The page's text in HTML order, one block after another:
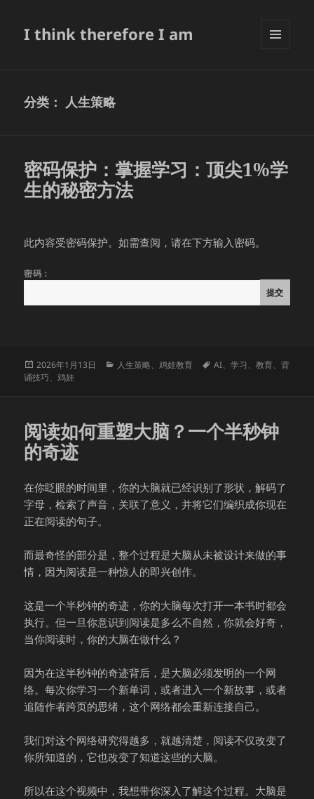
I think therefore I am
分类： 人生策略
密码保护：掌握学习：顶尖1%学
生的秘密方法
此内容受密码保护。如需查阅，请在下方输入密码。
密码：
发
布
2026年1月13日
分
人生策略、鸡娃教育
标
AI、学习、教育、背
诵技巧、鸡娃
阅读如何重塑大脑？一个半秒钟
的奇迹
在你眨眼的时间里，你的大脑就已经识别了形状，解码了
字母，检索了声音，关联了意义，并将它们编织成你现在
正在阅读的句子。
而最奇怪的部分是，整个过程是大脑从未被设计来做的事
情，因为阅读是一种惊人的即兴创作。
这是一个半秒钟的奇迹，你的大脑每次打开一本书时都会
执行。但一旦你意识到阅读是多么不自然，你就会好奇，
当你阅读时，你的大脑在做什么？
因为在这半秒钟的奇迹背后，是大脑必须发明的一个网
络。每次你学习一个新单词，或者进入一个新故事，或者
追随作者跨页的思绪，这个网络都会重新连接自己。
我们对这个网络研究得越多，就越清楚，阅读不仅改变了
你所知道的，它也改变了知道这些的大脑。
所以在这个视频中，我想带你深入了解这个过程。大脑是